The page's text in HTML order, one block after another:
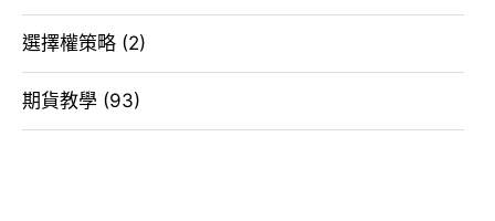
選擇權策略 (2)
期貨教學 (93)